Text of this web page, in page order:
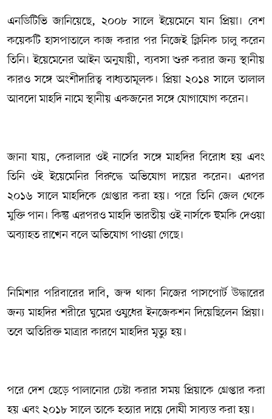
এনডিটিভি জানিয়েছে, ২০০৮ সালে ইয়েমেনে যান প্রিয়া। বেশ
কয়েকটি হাসপাতালে কাজ করার পর নিজেই ক্লিনিক চালু করেন
তিনি। ইয়েমেনের আইন অনুযায়ী, ব্যবসা শুরু করার জন্য স্থানীয়
কারও সঙ্গে অংশীদারিত্ব বাধ্যতামূলক। প্রিয়া ২০১৪ সালে তালাল
আবদো মাহদি নামে স্থানীয় একজনের সঙ্গে যোগাযোগ করেন।
জানা যায়, কেরালার ওই নার্সের সঙ্গে মাহদির বিরোধ হয় এবং
তিনি ওই ইয়েমেনির বিরুদ্ধে অভিযোগ দায়ের করেন। এরপর
২০১৬ সালে মাহদিকে গ্রেপ্তার করা হয়। পরে তিনি জেল থেকে
মুক্তি পান। কিন্তু এরপরও মাহদি ভারতীয় ওই নার্সকে হুমকি দেওয়া
অব্যাহত রাখেন বলে অভিযোগ পাওয়া গেছে।
নিমিশার পরিবারের দাবি, জব্দ থাকা নিজের পাসপোর্ট উদ্ধারের
জন্য মাহদির শরীরে ঘুমের ওষুধের ইনজেকশন দিয়েছিলেন প্রিয়া।
তবে অতিরিক্ত মাত্রার কারণে মাহদির মৃত্যু হয়।
পরে দেশ ছেড়ে পালানোর চেষ্টা করার সময় প্রিয়াকে গ্রেপ্তার করা
হয় এবং ২০১৮ সালে তাকে হত্যার দায়ে দোষী সাব্যস্ত করা হয়।